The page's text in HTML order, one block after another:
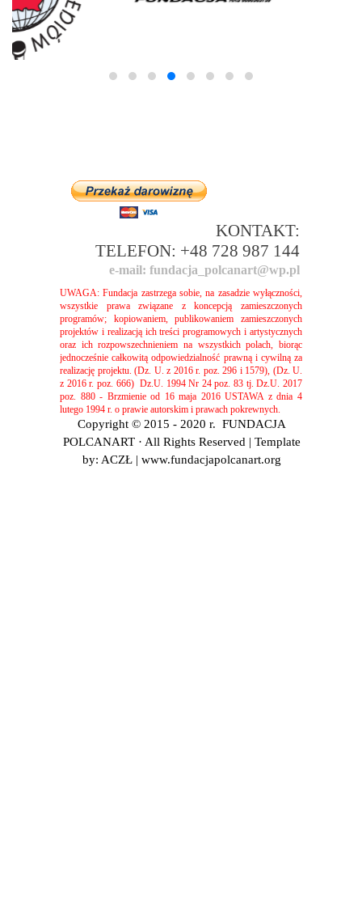
KONTAKT:
TELEFON: +48 728 987 144
e-mail: fundacja_polcanart@wp.pl
Copyright © 2015 - 2020 r. FUNDACJA
POLCANART · All Rights Reserved | Template
by: ACZŁ | www.fundacjapolcanart.org
UWAGA: Fundacja zastrzega sobie, na zasadzie wyłączności,
wszystkie prawa związane z koncepcją zamieszczonych
programów; kopiowaniem, publikowaniem zamieszczonych
projektów i realizacją ich treści programowych i artystycznych
oraz ich rozpowszechnieniem na wszystkich polach, biorąc
jednocześnie całkowitą odpowiedzialność prawną i cywilną za
realizację projektu. (Dz. U. z 2016 r. poz. 296 i 1579), (Dz. U.
z 2016 r. poz. 666) Dz.U. 1994 Nr 24 poz. 83 tj. Dz.U. 2017
poz. 880 - Brzmienie od 16 maja 2016 USTAWA z dnia 4
lutego 1994 r. o prawie autorskim i prawach pokrewnych.